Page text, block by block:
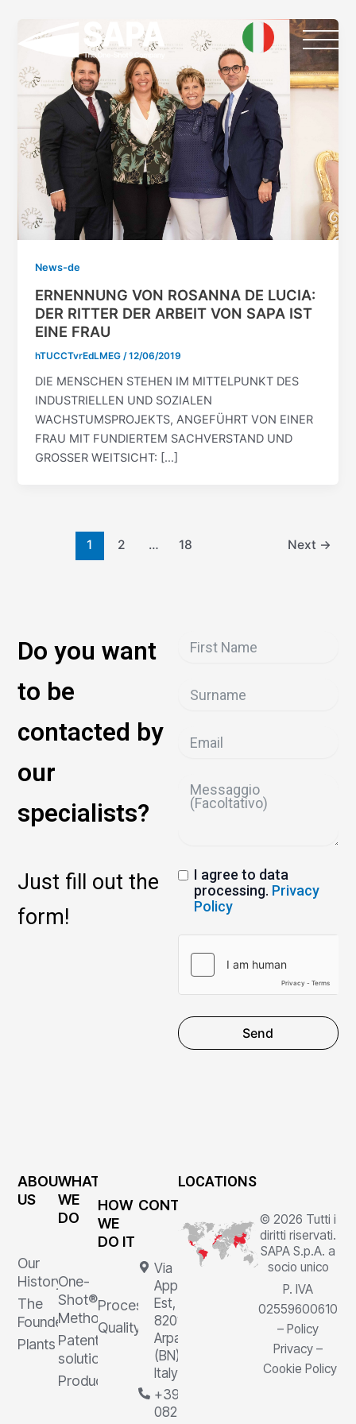
News-de
ERNENNUNG VON ROSANNA DE LUCIA:
DER RITTER DER ARBEIT VON SAPA IST
EINE FRAU
hTUCCTvrEdLMEG /12/06/2019
DIE MENSCHEN STEHEN IM MITTELPUNKT DES
INDUSTRIELLEN UND SOZIALEN
WACHSTUMSPROJEKTS, ANGEFÜHRT VON EINER
FRAU MIT FUNDIERTEM SACHVERSTAND UND
GROSSER WEITSICHT: […]
1 2 … 18 Next →
Do you want
to be
contacted by
our
specialists?
Just fill out the
form!
I agree to data
processing. Privacy
Policy
Send
ABOUT
US
Our
History
The
Founder
Plants
WHAT
WE
DO
One-
Shot®
Method
Patented
solutions
Products
HOW
WE
DO IT
Processes
Quality
CONTACTS
Via
Appia
Est, 1,
82011
Arpaia
(BN),
Italy
+39
0823
LOCATIONS
© 2026 Tutti i
diritti riservati.
SAPA S.p.A. a
socio unico
P. IVA
02559600610
– Policy
Privacy –
Cookie Policy